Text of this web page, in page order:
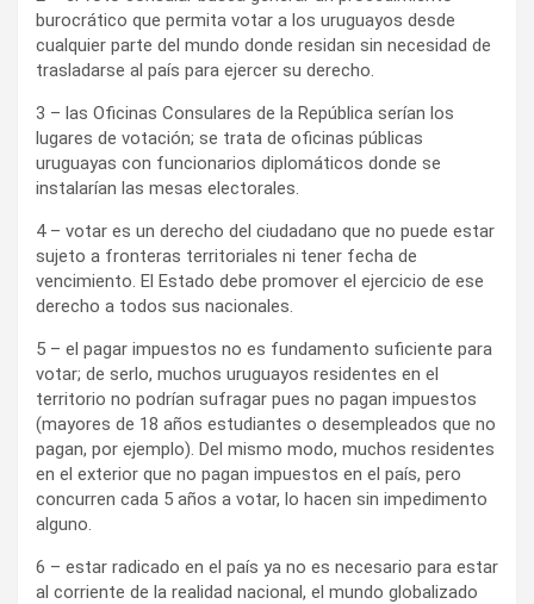
burocrático que permita votar a los uruguayos desde
cualquier parte del mundo donde residan sin necesidad de
trasladarse al país para ejercer su derecho.
3 – las Oficinas Consulares de la República serían los
lugares de votación; se trata de oficinas públicas
uruguayas con funcionarios diplomáticos donde se
instalarían las mesas electorales.
4 – votar es un derecho del ciudadano que no puede estar
sujeto a fronteras territoriales ni tener fecha de
vencimiento. El Estado debe promover el ejercicio de ese
derecho a todos sus nacionales.
5 – el pagar impuestos no es fundamento suficiente para
votar; de serlo, muchos uruguayos residentes en el
territorio no podrían sufragar pues no pagan impuestos
(mayores de 18 años estudiantes o desempleados que no
pagan, por ejemplo). Del mismo modo, muchos residentes
en el exterior que no pagan impuestos en el país, pero
concurren cada 5 años a votar, lo hacen sin impedimento
alguno.
6 – estar radicado en el país ya no es necesario para estar
al corriente de la realidad nacional, el mundo globalizado